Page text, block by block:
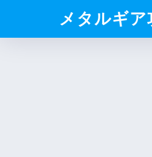
メタルギア